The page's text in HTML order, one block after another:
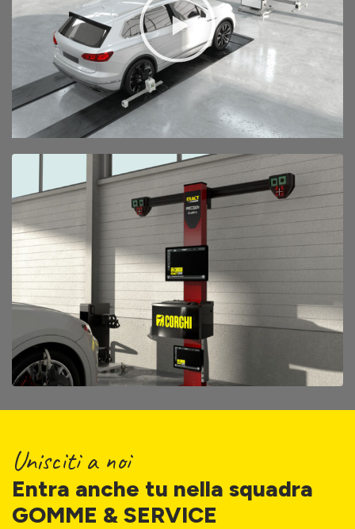
Unisciti a noi
Entra anche tu nella squadra
GOMME & SERVICE